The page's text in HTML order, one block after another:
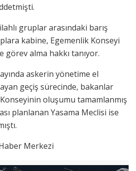
gruplar arasındaki barış
kabine, Egemenlik Konseyi
görev alma hakkı tanıyor.
askerin yönetime el
geçiş sürecinde, bakanlar
oluşumu tamamlanmış
planlanan Yasama Meclisi ise
Merkezi